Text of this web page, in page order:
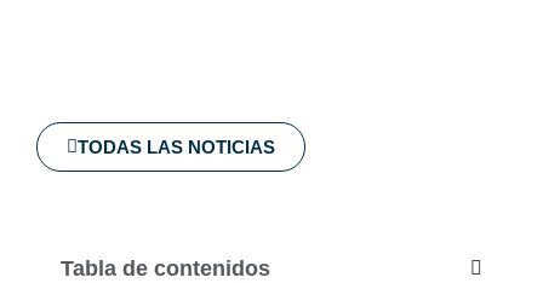
TODAS LAS NOTICIAS
Tabla de contenidos